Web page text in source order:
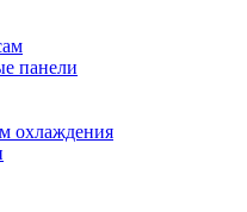
панели
охлаждения